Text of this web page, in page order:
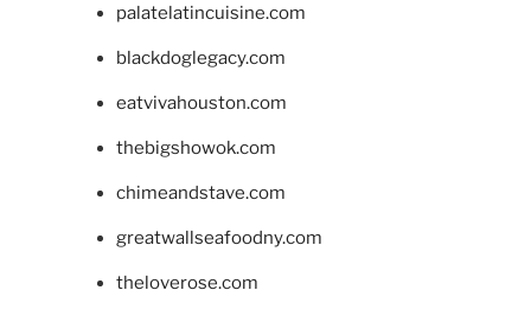
palatelatincuisine.com
blackdoglegacy.com
eatvivahouston.com
thebigshowok.com
chimeandstave.com
greatwallseafoodny.com
theloverose.com